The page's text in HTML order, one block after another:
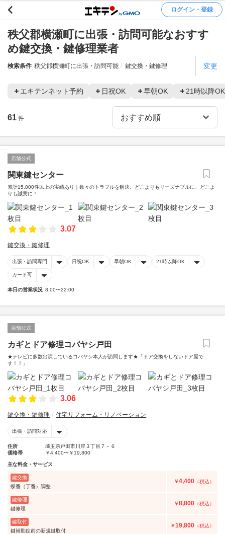
ログイン・登録
秩父郡横瀬町に出張・訪問可能なおすす
め鍵交換・鍵修理業者
検索条件 秩父郡横瀬町に出張・訪問可能 鍵交換・鍵修理 変更
エキテンネット予約 日祝OK 早朝OK 21時以降OK
61 件
店舗公式
関東鍵センター
累計15,000件以上の実績あり｜数々のトラブルを解決。どこよりもリーズナブルに、どこよ
りも誠実に！
3.07
鍵交換・鍵修理
出張・訪問専門 日祝OK 早朝OK 21時以降OK
カード可
本日の営業状況 8:00〜22:00
店舗公式
カギとドア修理コバヤシ戸田
★テレビに多数出演しているコバヤシ本人が訪問します★「ドア交換をしないドア屋で
す！！」
3.06
鍵交換・鍵修理 住宅リフォーム・リノベーション
出張・訪問対応
住所
埼玉県戸田市川岸３丁目７－６
価格帯
￥4,400〜￥19,800
主な料金・サービス
鍵交換
蝶番（丁番）調整
￥4,400 （税込）
鍵修理
鍵修理
￥8,800 （税込）
鍵取付
鍵補助錠前の新規鍵取付
￥19,800 （税込）